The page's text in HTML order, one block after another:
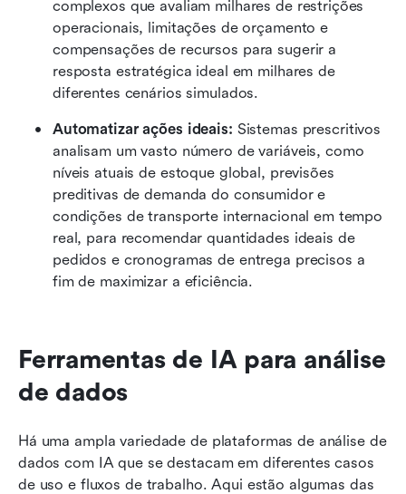
complexos que avaliam milhares de restrições
operacionais, limitações de orçamento e
compensações de recursos para sugerir a
resposta estratégica ideal em milhares de
diferentes cenários simulados.
Automatizar ações ideais: Sistemas prescritivos
analisam um vasto número de variáveis, como
níveis atuais de estoque global, previsões
preditivas de demanda do consumidor e
condições de transporte internacional em tempo
real, para recomendar quantidades ideais de
pedidos e cronogramas de entrega precisos a
fim de maximizar a eficiência.
Ferramentas de IA para análise
de dados
Há uma ampla variedade de plataformas de análise de
dados com IA que se destacam em diferentes casos
de uso e fluxos de trabalho. Aqui estão algumas das